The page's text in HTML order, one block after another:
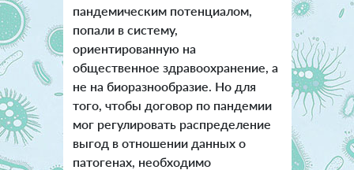
пандемическим потенциалом,
попали в систему,
ориентированную на
общественное здравоохранение, а
не на биоразнообразие. Но для
того, чтобы договор по пандемии
мог регулировать распределение
выгод в отношении данных о
патогенах, необходимо